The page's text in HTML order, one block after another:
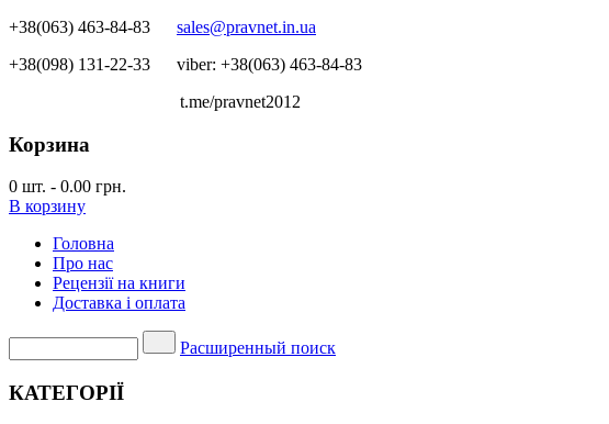
+38(063) 463-84-83 sales@pravnet.in.ua
+38(098) 131-22-33 viber: +38(063) 463-84-83
t.me/pravnet2012
Корзина
0 шт. - 0.00 грн.
В корзину
Головна
Про нас
Рецензії на книги
Доставка і оплата
Расширенный поиск
КАТЕГОРІЇ